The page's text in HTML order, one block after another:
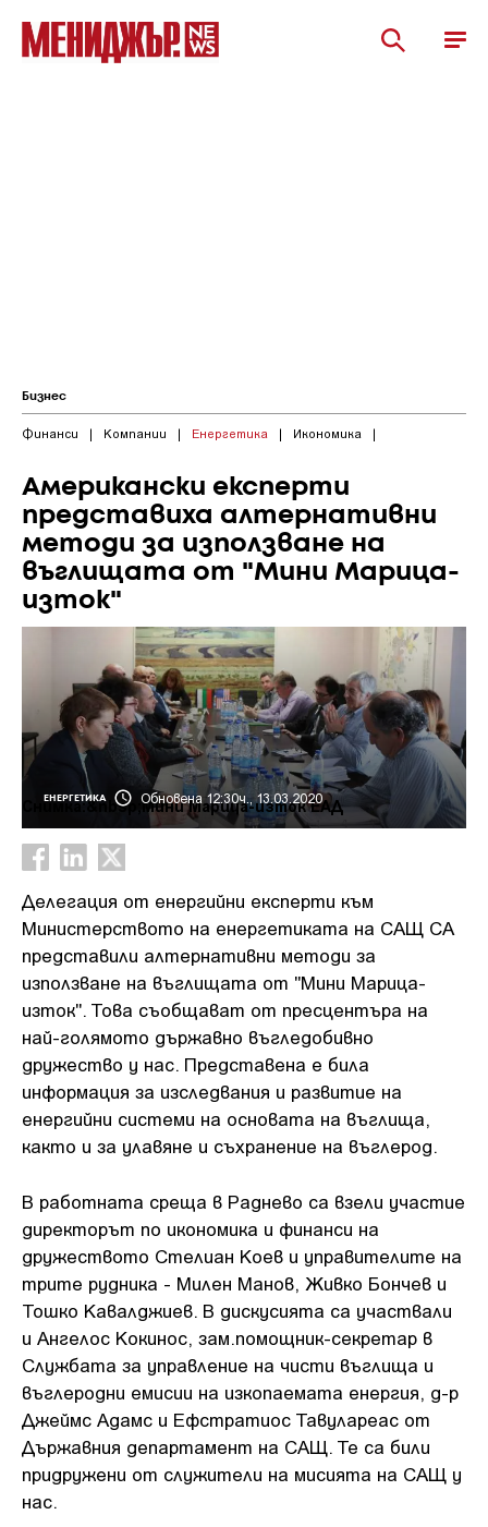
Бизнес
Финанси | Компании | Енергетика | Икономика |
Американски експерти
представиха алтернативни
методи за използване на
въглищата от "Мини Марица-
изток"
ЕНЕРГЕТИКА Обновена 12:30ч., 13.03.2020
Снимка:&nbsp;Мини Марица-изток ЕАД
Делегация от енергийни експерти към
Министерството на енергетиката на САЩ СА
представили алтернативни методи за
използване на въглищата от "Мини Марица-
изток". Това съобщават от пресцентъра на
най-голямото държавно въгледобивно
дружество у нас. Представена е била
информация за изследвания и развитие на
енергийни системи на основата на въглища,
както и за улавяне и съхранение на въглерод.
В работната среща в Раднево са взели участие
директорът по икономика и финанси на
дружеството Стелиан Коев и управителите на
трите рудника - Милен Манов, Живко Бончев и
Тошко Кавалджиев. В дискусията са участвали
и Ангелос Кокинос, зам.помощник-секретар в
Службата за управление на чисти въглища и
въглеродни емисии на изкопаемата енергия, д-р
Джеймс Адамс и Ефстратиос Тавулареас от
Държавния департамент на САЩ. Те са били
придружени от служители на мисията на САЩ у
нас.